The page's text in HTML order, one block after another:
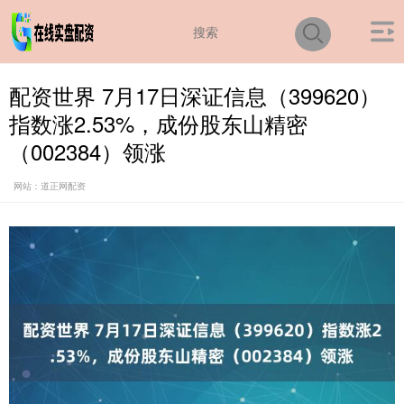
配资世界 7月17日深证信息（399620）
指数涨2.53%，成份股东山精密
（002384）领涨
网站：道正网配资